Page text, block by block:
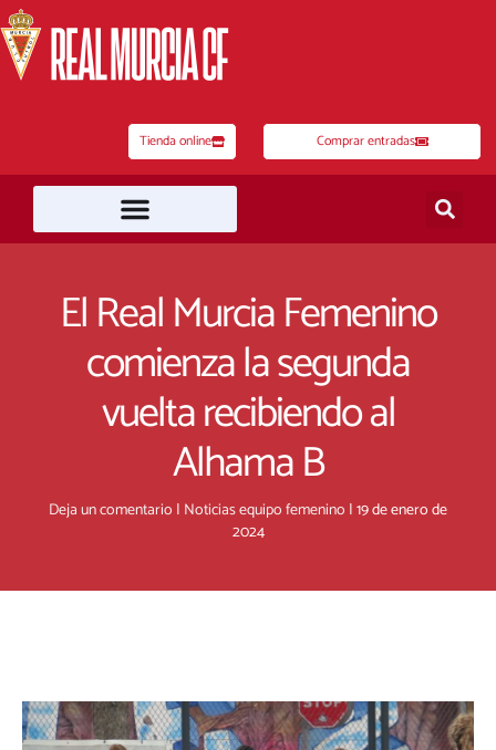
al
contenido
Tienda online Comprar entradas
El Real Murcia Femenino
comienza la segunda
vuelta recibiendo al
Alhama B
Deja un comentario | Noticias equipo femenino |19 de enero de
2024